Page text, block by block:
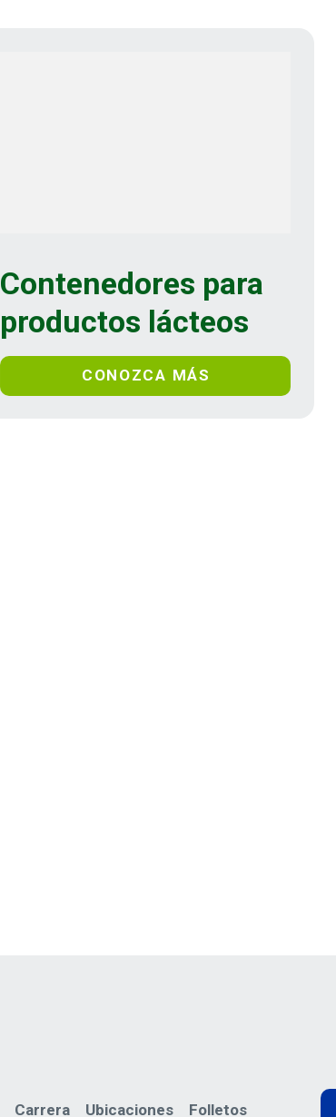
Contenedores para
productos lácteos
CONOZCA MÁS
Carrera Ubicaciones Folletos